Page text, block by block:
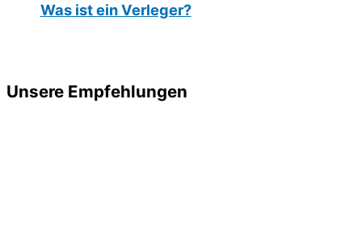
Was ist ein Verleger?
Unsere Empfehlungen